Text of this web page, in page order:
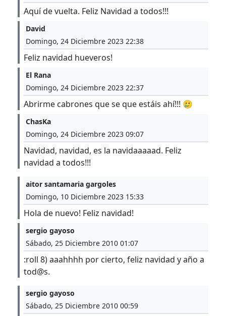
Aquí de vuelta. Feliz Navidad a todos!!!
David
Domingo, 24 Diciembre 2023 22:38
Feliz navidad hueveros!
El Rana
Domingo, 24 Diciembre 2023 22:37
Abrirme cabrones que se que estáis ahí!!! 🥲
ChasKa
Domingo, 24 Diciembre 2023 09:07
Navidad, navidad, es la navidaaaaad. Feliz
navidad a todos!!!
aitor santamaria gargoles
Domingo, 10 Diciembre 2023 15:33
Hola de nuevo! Feliz navidad!
sergio gayoso
Sábado, 25 Diciembre 2010 01:07
:roll 8) aaahhhh por cierto, feliz navidad y año a
tod@s.
sergio gayoso
Sábado, 25 Diciembre 2010 00:59